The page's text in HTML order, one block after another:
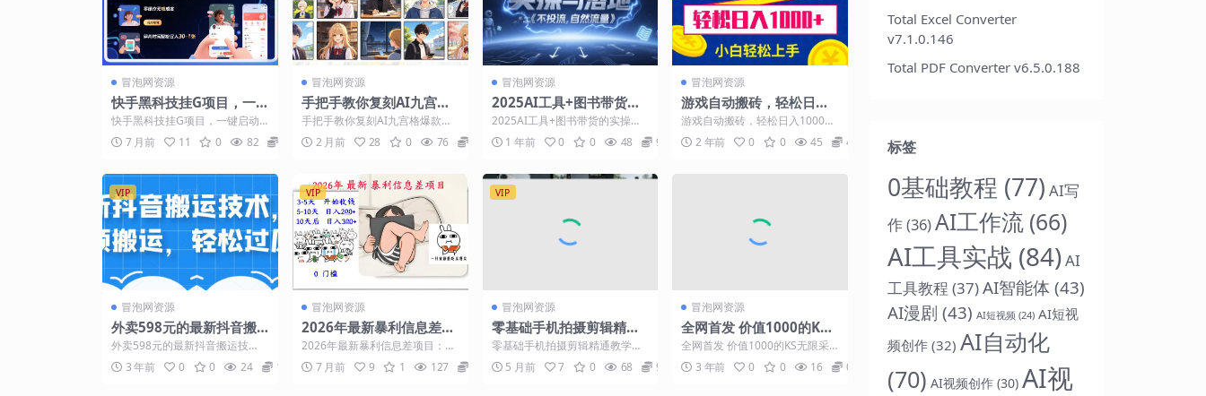
冒泡网资源
快手黑科技挂G项目，一
键启动自动挣米，零操作
无难度，碎片时间轻松日
入30-1张【揭秘】
快手黑科技挂G项目，一键启动
自动挣米，零操作无难度，碎片
时间轻松日入30-1张【...
7 月前 11 0 82
冒泡网资源
手把手教你复刻AI九宫格
爆款短片漫剧，零基础也
能快速上手
手把手教你复刻AI九宫格爆款短
片漫剧，零基础也能快速上手 课
程介绍 手把手教你复...
2 月前 28 0 76
冒泡网资源
2025AI工具+图书带货的
实操与落地，图文起号带
货全攻略，不投流，自然
流量
2025AI工具+图书带货的实操与
落地，图文起号带货全攻略，不
投流，自然流量 课...
1 年前 0 0 48 9.9
冒泡网资源
游戏自动搬砖，轻松日入1
000+ 小白轻松上手
游戏自动搬砖，轻松日入1000+
小白轻松上手【揭秘】 项目介
绍： 老款游戏全自...
2 年前 0 0 45 4.9
VIP
冒泡网资源
外卖598元的最新抖音搬
运技术，中视频搬运，轻
松过原创
外卖598元的最新抖音搬运技
术，中视频搬运，轻松过原创 课
程内容： 抖音搬运技术...
3 年前 0 0 24 10
VIP
冒泡网资源
2026年最新暴利信息差项
目：3-5天开始收米，10
天后稳定3张，0门槛，每
天两三个小时搞定
2026年最新暴利信息差项目：3-
5天开始收米，10天后稳定3张，
0门槛，每天两...
7 月前 9 1 127
VIP
冒泡网资源
零基础手机拍摄剪辑精通
教学：从零起步，手把手
教你用手机拍出专业级视
频
零基础手机拍摄剪辑精通教学：
从零起步，手把手教你用手机拍
出专业级视频 课程内容简...
5 月前 7 0 68 9.9
冒泡网资源
全网首发 价值1000的KS
无限采集精准用户id
全网首发 价值1000的KS无限采
集精准用户id 可以采集全部行业
精准用户id ...
3 年前 0 0 16 0
Total Excel Converter
v7.1.0.146
Total PDF Converter v6.5.0.188
标签
0基础教程 (77) AI写
作(36)AI工作流 (66)
AI工具实战 (84)AI
工具教程 (37)AI智能体 (43)
AI漫剧 (43) AI短视频 (24) AI短视
频创作 (32) AI自动化
(70) AI视频创作 (30) AI视